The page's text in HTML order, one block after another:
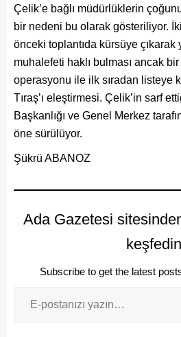
Çelik’e bağlı müdürlüklerin
bir nedeni bu olarak gösteriliyor.
önceki toplantıda kürsüye çıkarak
muhalefeti haklı bulması ancak bir
operasyonu ile ilk sıradan listeye
Tıraş’ı eleştirmesi. Çelik’in sarf
Başkanlığı ve Genel Merkez
öne sürülüyor.
Şükrü ABANOZ
Ada Gazetesi
keşfedin
Subscribe to get the latest